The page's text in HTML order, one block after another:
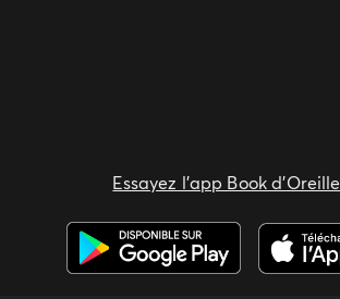
Essayez l'app Book d'Oreille